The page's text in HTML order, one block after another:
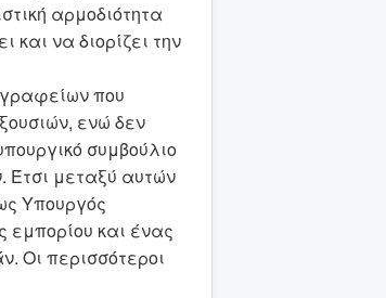
αρμοδιότητα
να διορίζει την
γραφείων που
ενώ δεν
συμβούλιο
Έτσι μεταξύ αυτών
Υπουργός
εμπορίου και ένας
Οι περισσότεροι